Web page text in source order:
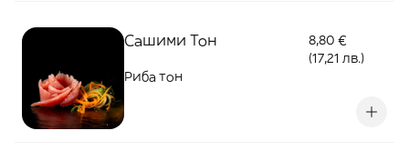
Сашими Тон
8,80 €
(17,21 лв.)
Риба тон